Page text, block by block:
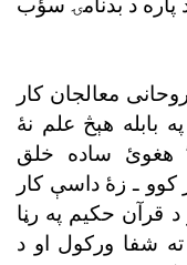
د بدنامۍ سؤب
معالجان کار
هېڅ علم نۀ
هغوئ ساده خلق
کوو ـ زۀ داسې کار
قرآن حکيم په رڼا
شفا ورکول او د